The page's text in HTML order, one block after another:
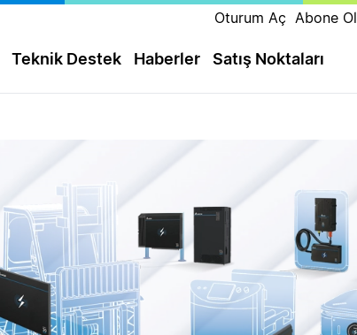
Oturum Aç Abone Ol
Teknik Destek Haberler Satış Noktaları